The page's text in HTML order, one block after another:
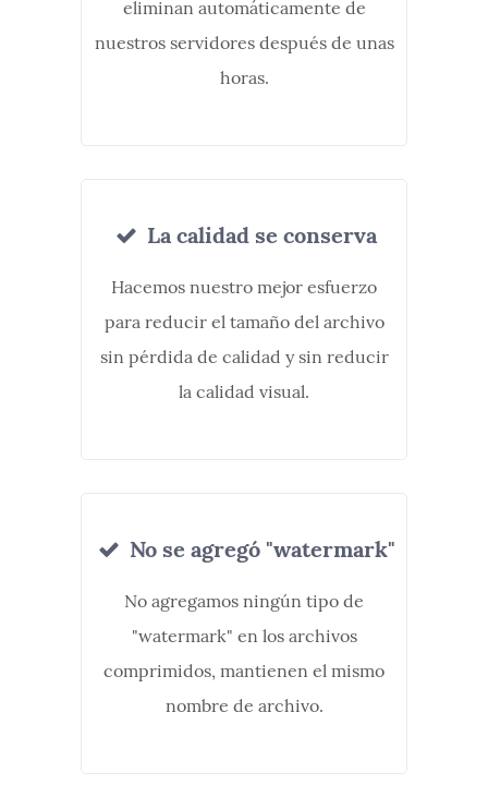
eliminan automáticamente de
nuestros servidores después de unas
horas.
La calidad se conserva
Hacemos nuestro mejor esfuerzo
para reducir el tamaño del archivo
sin pérdida de calidad y sin reducir
la calidad visual.
No se agregó "watermark"
No agregamos ningún tipo de
"watermark" en los archivos
comprimidos, mantienen el mismo
nombre de archivo.